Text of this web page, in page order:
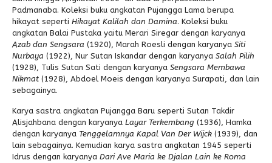
Padmanaba. Koleksi buku angkatan Pujangga Lama berupa
hikayat seperti Hikayat Kalilah dan Damina. Koleksi buku
angkatan Balai Pustaka yaitu Merari Siregar dengan karyanya
Azab dan Sengsara (1920), Marah Roesli dengan karyanya Siti
Nurbaya (1922), Nur Sutan Iskandar dengan karyanya Salah Pilih
(1928), Tulis Sutan Sati dengan karyanya Sengsara Membawa
Nikmat (1928), Abdoel Moeis dengan karyanya Surapati, dan lain
sebagainya.
Karya sastra angkatan Pujangga Baru seperti Sutan Takdir
Alisjahbana dengan karyanya Layar Terkembang (1936), Hamka
dengan karyanya Tenggelamnya Kapal Van Der Wijck (1939), dan
lain sebagainya. Kemudian karya sastra angkatan 1945 seperti
Idrus dengan karyanya Dari Ave Maria ke Djalan Lain ke Roma